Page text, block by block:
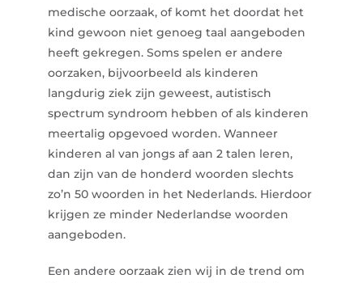
medische oorzaak, of komt het doordat het
kind gewoon niet genoeg taal aangeboden
heeft gekregen. Soms spelen er andere
oorzaken, bijvoorbeeld als kinderen
langdurig ziek zijn geweest, autistisch
spectrum syndroom hebben of als kinderen
meertalig opgevoed worden. Wanneer
kinderen al van jongs af aan 2 talen leren,
dan zijn van de honderd woorden slechts
zo’n 50 woorden in het Nederlands. Hierdoor
krijgen ze minder Nederlandse woorden
aangeboden.
Een andere oorzaak zien wij in de trend om